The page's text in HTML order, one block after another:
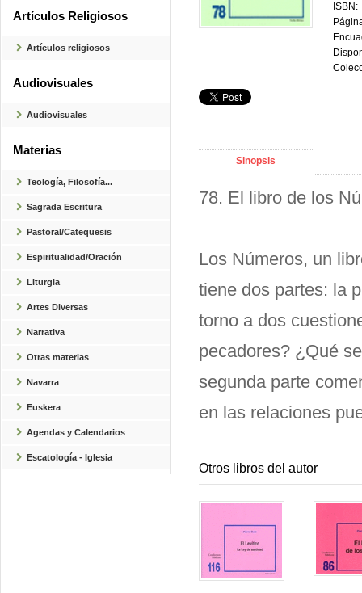
Artículos Religiosos
Artículos religiosos
Audiovisuales
Audiovisuales
Materias
Teología, Filosofía...
Sagrada Escritura
Pastoral/Catequesis
Espiritualidad/Oración
Liturgia
Artes Diversas
Narrativa
Otras materias
Navarra
Euskera
Agendas y Calendarios
Escatología - Iglesia
ISBN:
Sinopsis
78. El libro de los
Los Números, un
tiene dos partes: la
torno a dos
pecadores? ¿Qué
segunda parte
en las relaciones
Otros libros del autor